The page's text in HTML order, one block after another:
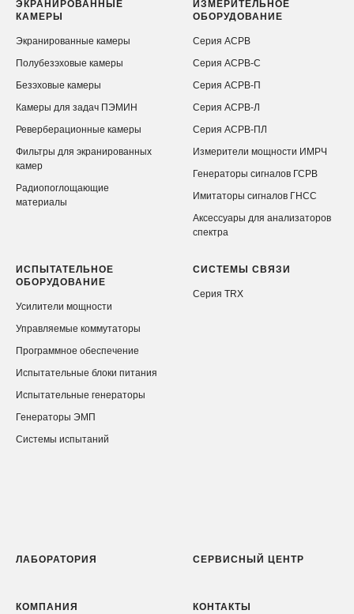
ЭКРАНИРОВАННЫЕ
КАМЕРЫ
Экранированные камеры
Полубезэховые камеры
Безэховые камеры
Камеры для задач ПЭМИН
Реверберационные камеры
Фильтры для экранированных
камер
Радиопоглощающие
материалы
ИЗМЕРИТЕЛЬНОЕ
ОБОРУДОВАНИЕ
Серия АСРВ
Серия АСРВ-С
Серия АСРВ-П
Серия АСРВ-Л
Серия АСРВ-ПЛ
Измерители мощности ИМРЧ
Генераторы сигналов ГСРВ
Имитаторы сигналов ГНСС
Аксессуары для анализаторов
спектра
ИСПЫТАТЕЛЬНОЕ
ОБОРУДОВАНИЕ
Усилители мощности
Управляемые коммутаторы
Программное обеспечение
Испытательные блоки питания
Испытательные генераторы
Генераторы ЭМП
Системы испытаний
СИСТЕМЫ СВЯЗИ
Серия TRX
ЛАБОРАТОРИЯ СЕРВИСНЫЙ ЦЕНТР
КОМПАНИЯ КОНТАКТЫ